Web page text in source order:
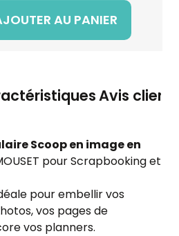
AU PANIER
Avis
Scoop en image en
pour Scrapbooking et
pour embellir vos
vos pages de
vos planners.